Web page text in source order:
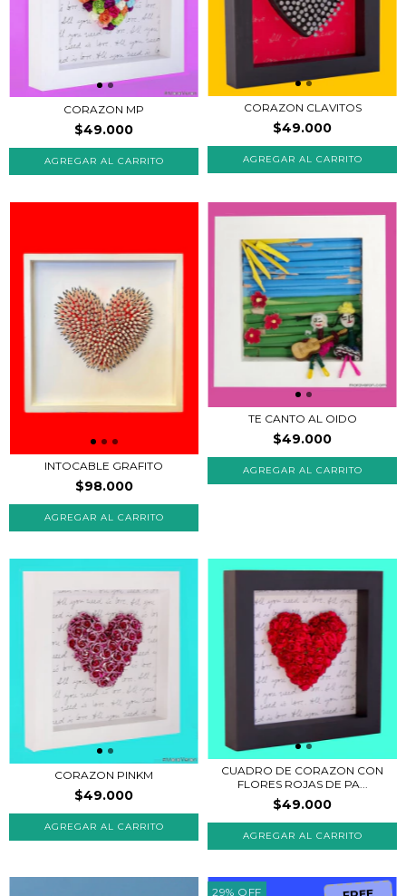
CORAZON MP
$49.000
AGREGAR AL CARRITO
CORAZON CLAVITOS
$49.000
AGREGAR AL CARRITO
INTOCABLE GRAFITO
$98.000
AGREGAR AL CARRITO
TE CANTO AL OIDO
$49.000
CORAZON PINKM
$49.000
AGREGAR AL CARRITO
CUADRO DE CORAZON CON
FLORES ROJAS DE PA...
$49.000
AGREGAR AL CARRITO
29% OFF